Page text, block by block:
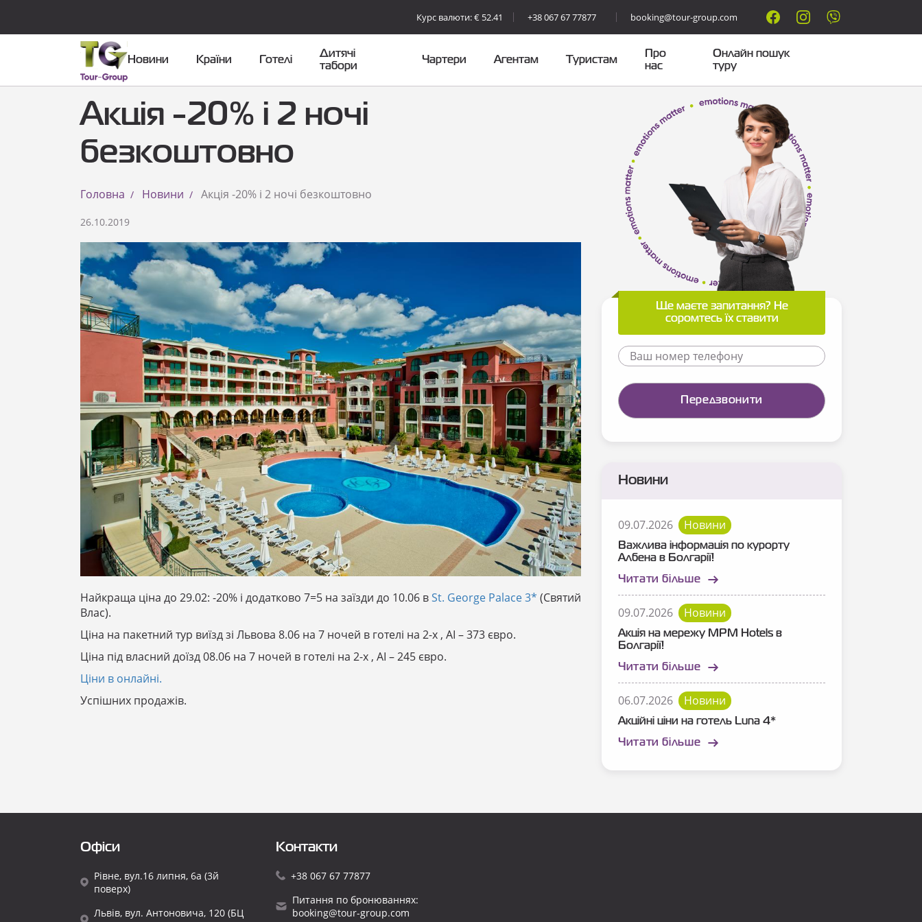
Курс валюти: € 52.41 +38 067 67 77877 booking@tour-group.com
Новини Країни Готелі
Дитячі
табори
Чартери Агентам Туристам
Про
нас
Онлайн пошук
туру
Акція -20% і 2 ночі
безкоштовно
Головна Новини Акція -20% і 2 ночі безкоштовно
26.10.2019
Найкраща ціна до 29.02: -20% і додатково 7=5 на заїзди до 10.06 вSt. George Palace 3* (Святий
Влас). ⠀
Ціна на пакетний тур виїзд зі Львова 8.06 на 7 ночей в готелі на 2-х , AI – 373 євро.
Ціна під власний доїзд 08.06 на 7 ночей в готелі на 2-х , AI – 245 євро.
Ціни в онлайні.
Успішних продажів.
Ще маєте запитання? Не
соромтесь їх ставити
Новини
09.07.2026 Новини
Важлива інформація по курорту
Албена в Болгарії!
Читати більше
09.07.2026 Новини
Акція на мережу MPM Hotels в
Болгарії!
Читати більше
06.07.2026 Новини
Акційні ціни на готель Luna 4*
Читати більше
Офіси
Рівне, вул.16 липня, 6а (3й
поверх)
Львів, вул. Антоновича, 120 (БЦ
Контакти
+38 067 67 77877
Питання по бронюваннях:
booking@tour-group.com